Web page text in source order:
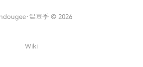
温豆季 © 2026
Wiki